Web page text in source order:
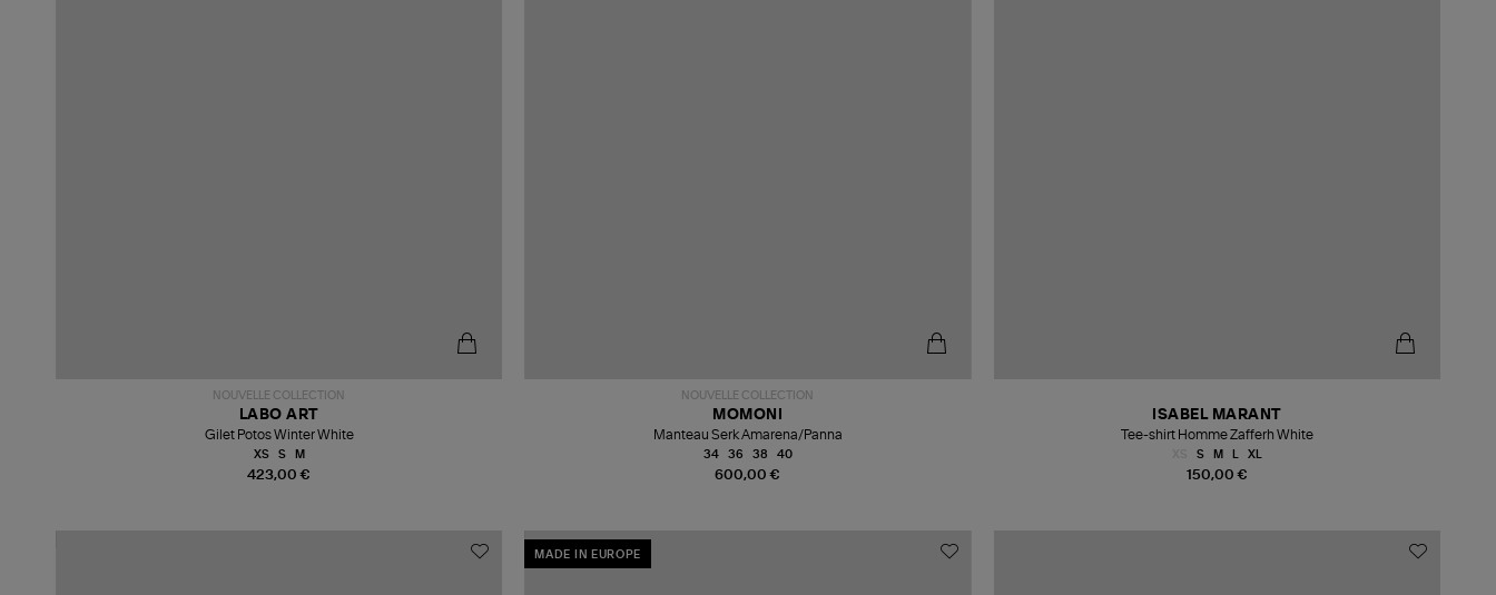
NOUVELLE COLLECTION
423,00 €
LABO ART
Gilet Potos Winter White
XS S M
NOUVELLE COLLECTION
600,00 €
MOMONI
Manteau Serk Amarena/Panna
34 36 38 40
150,00 €
ISABEL MARANT
Tee-shirt Homme Zafferh White
S M L XL
MADE IN EUROPE